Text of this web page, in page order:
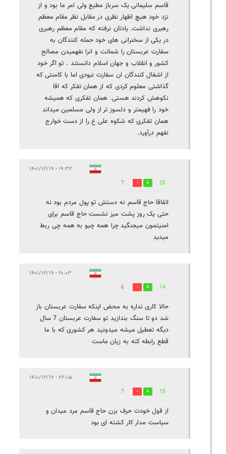
قاسم سلیمانی یک سرباز مطیع ولی امر ما بود و از
نزد خود هیچ اظهار نظری در مقابل نظر مقام معظم
رهبری نداشت. یادتان نرفته که مقام معظم رهبری
در یکی از سخنرانی های خود حمله کنندگان به
سفارت عربستان را شماتت و انرا نفهمیدن مصالح
کشور و انقلاب و جهان اسلام دانستند . تو اگر خود
از اشغال کنندگان ان سفارت نبودی اما با کامنتی که
گذاشتی معلوم کردی که از همان تفکر که اقا
نکوهش کردند هستی. همان تفکری که همیشه
خود را فهیمتر و دلسوز تر از ولی مسلمین میداند
همان تفکری که شکوه علی ع را از دست خوارج
نفهم درآورد.
۱۹:۳۲ - ۱۴۰۱/۱۲/۱۹
20
7
اتفاقا حاج قاسم نه دستش تو پول مردم بود نه
حتی یک روز پشت میز نشست حاج قاسم برای
امنیتمون میجنگید چرا همه چیو به همه چی ربط
میدید
۲۰:۰۳ - ۱۴۰۱/۱۲/۱۹
14
6
حالا کاری نداره به محض اینکه سفارت عربستان باز
شد دو تا سنگ بندازید تو سفارت عربستان 7 سال
دیگه تعطیل میشه میدونید هر کشوری که با ما
قطع رابطه کنه به زیان ماست
۲۲:۰۵ - ۱۴۰۱/۱۲/۱۹
15
7
از قول خودت حرف بزن حاج قاسم مرد میدان و
سیاست مدار کار کشته ای بود